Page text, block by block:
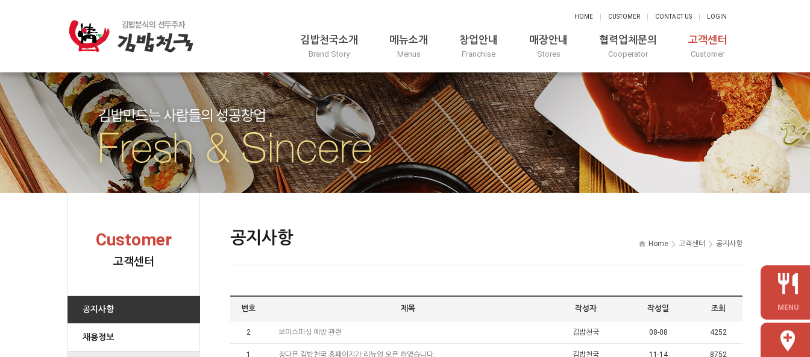
HOME CUSTOMER CONTACT US LOGIN
김밥천국소개
Brand Story
메뉴소개
Menus
창업안내
Franchise
매장안내
Stores
협력업체문의
Cooperator
고객센터
Customer
Customer
고객센터
공지사항
채용정보
공지사항 Home 고객센터 공지사항
번호 제목 작성자 작성일 조회
2 보이스피싱 예방 관련 김밥천국 08-08 4252
1 정다믄 김밥천국 홈페이지가 리뉴얼 오픈 하였습니다. 김밥천국 11-14 8752
MENU